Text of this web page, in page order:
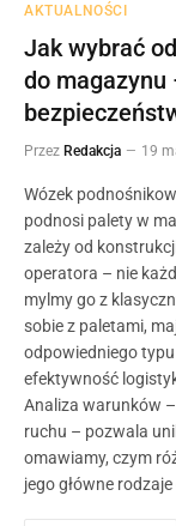
AKTUALNOŚCI
Jak wybrać
do magazynu
Przez Redakcja 19
Wózek
podnosi palety w
zależy od
operatora – nie
mylmy go z
sobie z paletami,
odpowiedniego
efektywność
Analiza warunków
ruchu – pozwala
omawiamy, czym
jego główne